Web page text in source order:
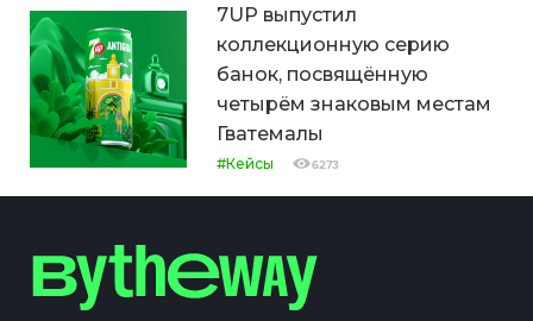
7UP выпустил
коллекционную серию
банок, посвящённую
четырём знаковым местам
Гватемалы
#Кейсы 6273